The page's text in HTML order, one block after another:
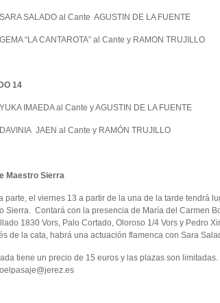
SALADO al Cante AGUSTIN DE LA FUENTE
“LA CANTAROTA” al Cante y RAMON TRUJILLO
14
IMAEDA al Cante y AGUSTIN DE LA FUENTE
JAEN al Cante y RAMÓN TRUJILLO
Maestro Sierra
parte, el viernes 13 a partir de la una de la tarde tendrá
Sierra. Contará con la presencia de María del Carmen
1830 Vors, Palo Cortado, Oloroso 1/4 Vors y Pedro
de la cata, habrá una actuación flamenca con Sara
tiene un precio de 15 euros y las plazas son